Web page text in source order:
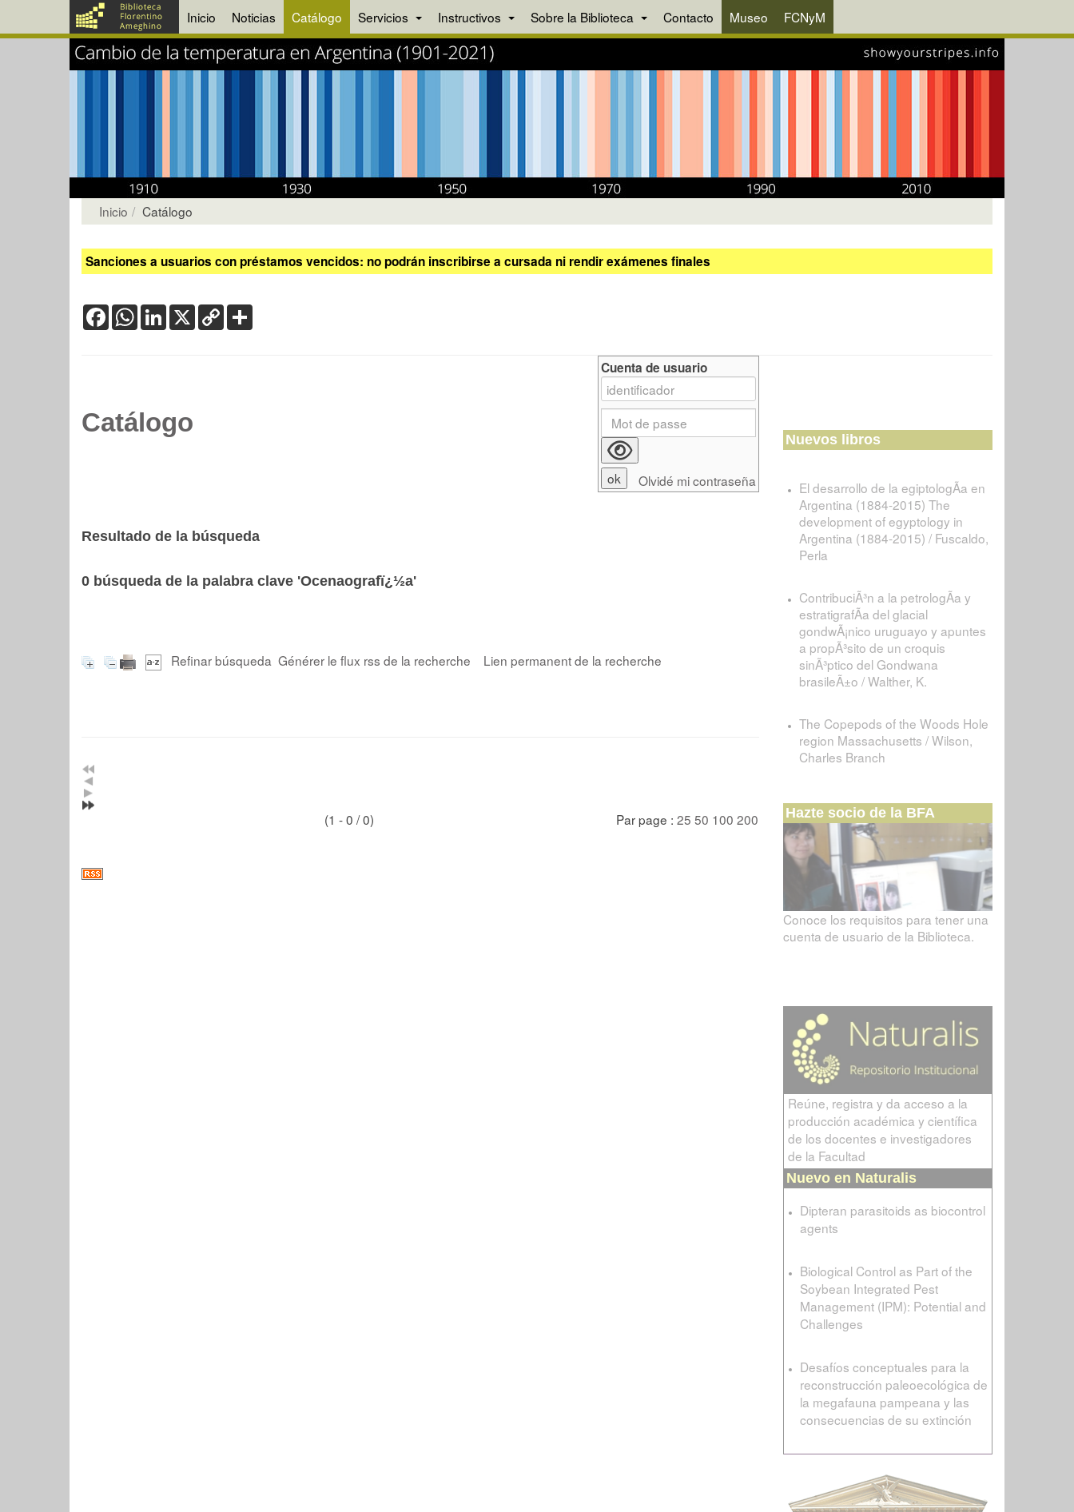
Inicio Noticias Catálogo Servicios Instructivos Sobre la Biblioteca Contacto Museo FCNyM
Inicio Catálogo
Sanciones a usuarios con préstamos vencidos: no podrán inscribirse a cursada ni rendir exámenes finales
FacebookWhatsApp
LinkedIn
X Copy
Link
Catálogo
Resultado de la búsqueda
0 búsqueda de la palabra clave 'Ocenaografï¿½a'
Refinar búsqueda Générer le flux rss de la recherche Lien permanent de la recherche
(1 - 0 / 0) Par page : 25 50 100 200
Cuenta de usuario
Olvidé mi contraseña
Nuevos libros
El desarrollo de la egiptologÃ­a en
Argentina (1884-2015) The
development of egyptology in
Argentina (1884-2015) / Fuscaldo,
Perla
ContribuciÃ³n a la petrologÃ­a y
estratigrafÃ­a del glacial
gondwÃ¡nico uruguayo y apuntes
a propÃ³sito de un croquis
sinÃ³ptico del Gondwana
brasileÃ±o / Walther, K.
The Copepods of the Woods Hole
region Massachusetts / Wilson,
Charles Branch
Hazte socio de la BFA
Conoce los requisitos para tener una
cuenta de usuario de la Biblioteca.
Reúne, registra y da acceso a la
producción académica y científica
de los docentes e investigadores
de la Facultad
Nuevo en Naturalis
Dipteran parasitoids as biocontrol
agents
Biological Control as Part of the
Soybean Integrated Pest
Management (IPM): Potential and
Challenges
Desafíos conceptuales para la
reconstrucción paleoecológica de
la megafauna pampeana y las
consecuencias de su extinción